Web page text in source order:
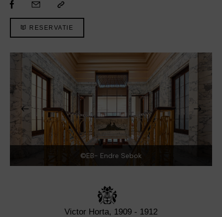
©EB- Endre Sebok
Victor Horta, 1909 - 1912
RESERVATIE